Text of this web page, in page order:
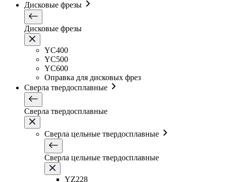
Дисковые фрезы
Дисковые фрезы
YC400
YC500
YC600
Оправка для дисковых фрез
Сверла твердосплавные
Сверла твердосплавные
Сверла цельные твердосплавные
Сверла цельные твердосплавные
YZ228